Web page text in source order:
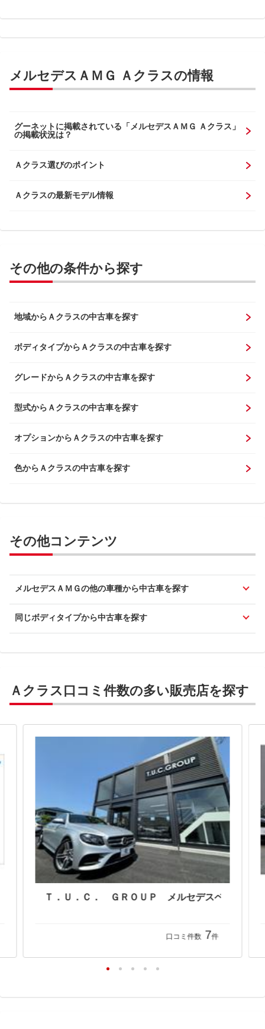
メルセデスＡＭＧ Ａクラスの情報
グーネットに掲載されている「メルセデスＡＭＧ Ａクラス」
の掲載状況は？
Ａクラス選びのポイント
Ａクラスの最新モデル情報
その他の条件から探す
地域からＡクラスの中古車を探す
ボディタイプからＡクラスの中古車を探す
グレードからＡクラスの中古車を探す
型式からＡクラスの中古車を探す
オプションからＡクラスの中古車を探す
色からＡクラスの中古車を探す
その他コンテンツ
メルセデスＡＭＧの他の車種から中古車を探す
同じボディタイプから中古車を探す
Ａクラス口コミ件数の多い販売店を探す
口コミ件数 7件